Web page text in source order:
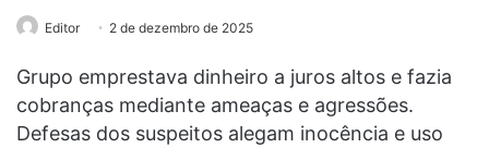
Editor 2 de dezembro de 2025
Grupo emprestava dinheiro a juros altos e fazia
cobranças mediante ameaças e agressões.
Defesas dos suspeitos alegam inocência e uso